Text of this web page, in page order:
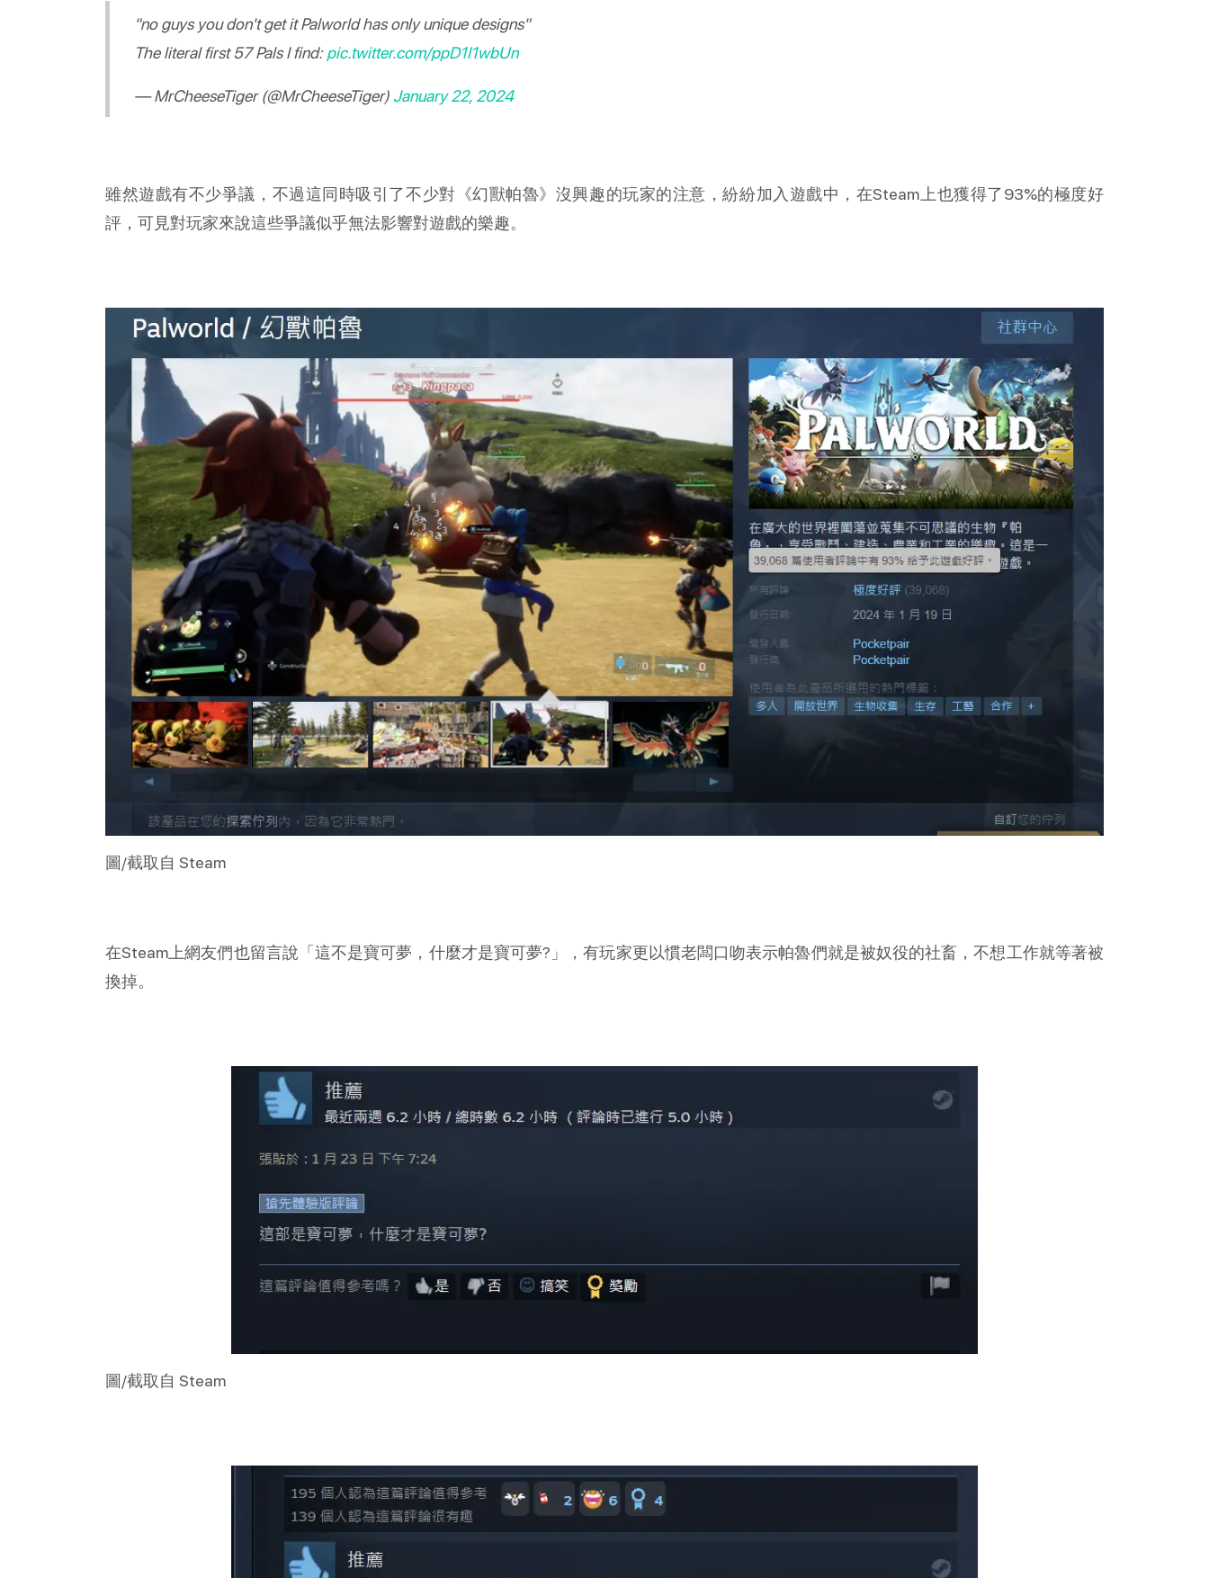
"no guys you don't get it Palworld has only unique designs"
The literal first 57 Pals I find:pic.twitter.com/ppD1I1wbUn
— MrCheeseTiger (@MrCheeseTiger) January 22, 2024
雖然遊戲有不少爭議，不過這同時吸引了不少對《幻獸帕魯》沒興趣的玩家的注意，紛紛加入遊戲中，在Steam上也獲得了93%的極度好
評，可見對玩家來說這些爭議似乎無法影響對遊戲的樂趣。
圖/截取自 Steam
在Steam上網友們也留言說「這不是寶可夢，什麼才是寶可夢?」，有玩家更以慣老闆口吻表示帕魯們就是被奴役的社畜，不想工作就等著被
換掉。
圖/截取自 Steam